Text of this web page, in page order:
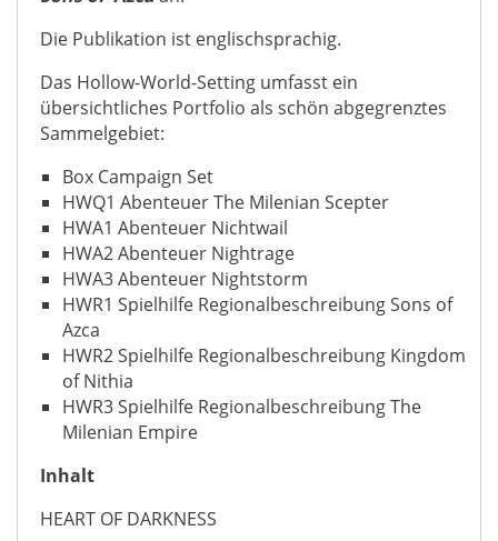
Die Publikation ist englischsprachig.
Das Hollow-World-Setting umfasst ein
übersichtliches Portfolio als schön abgegrenztes
Sammelgebiet:
Box Campaign Set
HWQ1 Abenteuer The Milenian Scepter
HWA1 Abenteuer Nichtwail
HWA2 Abenteuer Nightrage
HWA3 Abenteuer Nightstorm
HWR1 Spielhilfe Regionalbeschreibung Sons of
Azca
HWR2 Spielhilfe Regionalbeschreibung Kingdom
of Nithia
HWR3 Spielhilfe Regionalbeschreibung The
Milenian Empire
Inhalt
HEART OF DARKNESS